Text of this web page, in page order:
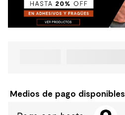
Medios de pago disponibles